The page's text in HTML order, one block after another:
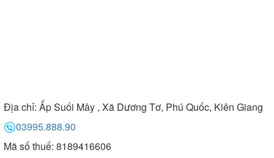
Địa chỉ: Ấp Suối Mây , Xã Dương Tơ, Phú Quốc, Kiên Giang
03995.888.90
Mã số thuế: 8189416606